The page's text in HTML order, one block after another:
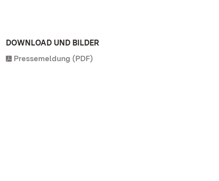
DOWNLOAD UND BILDER
Pressemeldung (PDF)